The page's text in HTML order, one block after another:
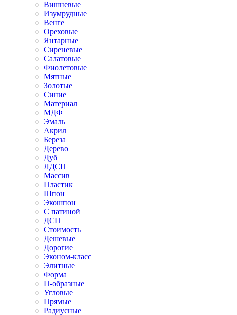
Вишневые
Изумрудные
Венге
Ореховые
Янтарные
Сиреневые
Салатовые
Фиолетовые
Мятные
Золотые
Синие
Материал
МДФ
Эмаль
Акрил
Береза
Дерево
Дуб
ЛДСП
Массив
Пластик
Шпон
Экошпон
С патиной
ДСП
Стоимость
Дешевые
Дорогие
Эконом-класс
Элитные
Форма
П-образные
Угловые
Прямые
Радиусные